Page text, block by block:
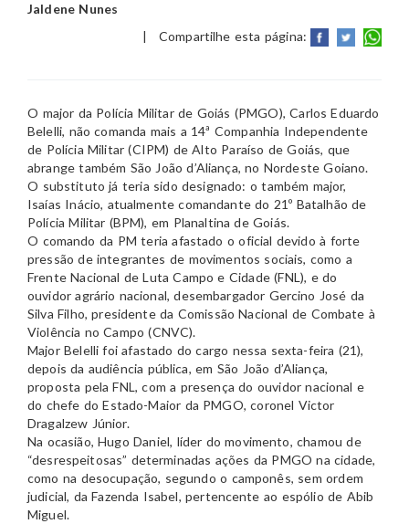
Jaldene Nunes
|Compartilhe esta página:
O major da Polícia Militar de Goiás (PMGO), Carlos Eduardo
Belelli, não comanda mais a 14ª Companhia Independente
de Polícia Militar (CIPM) de Alto Paraíso de Goiás, que
abrange também São João d’Aliança, no Nordeste Goiano.
O substituto já teria sido designado: o também major,
Isaías Inácio, atualmente comandante do 21º Batalhão de
Polícia Militar (BPM), em Planaltina de Goiás.
O comando da PM teria afastado o oficial devido à forte
pressão de integrantes de movimentos sociais, como a
Frente Nacional de Luta Campo e Cidade (FNL), e do
ouvidor agrário nacional, desembargador Gercino José da
Silva Filho, presidente da Comissão Nacional de Combate à
Violência no Campo (CNVC).
Major Belelli foi afastado do cargo nessa sexta-feira (21),
depois da audiência pública, em São João d’Aliança,
proposta pela FNL, com a presença do ouvidor nacional e
do chefe do Estado-Maior da PMGO, coronel Victor
Dragalzew Júnior.
Na ocasião, Hugo Daniel, líder do movimento, chamou de
“desrespeitosas” determinadas ações da PMGO na cidade,
como na desocupação, segundo o camponês, sem ordem
judicial, da Fazenda Isabel, pertencente ao espólio de Abib
Miguel.